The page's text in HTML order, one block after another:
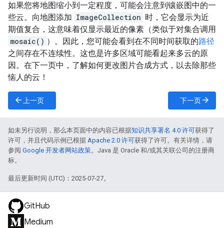
如果您将地图缩小到一定程度，可能会注意到镶嵌图中的一
些云。向地图添加 ImageCollection 时，它会显示为近
期值复合，这意味着仅显示最近的像素（类似于对集合调用
mosaic() ）。因此，您可能会看到在不同时间获取的路径
之间存在不连续性。这也是许多区域可能看起来多云的原
因。在下一页中，了解如何更改图片合成方式，以去除那些
恼人的云！
arrow_back上一页 下一页arrow_forward
如未另行说明，那么本页面中的内容已根据知识共享署名 4.0 许可获得了
许可，并且代码示例已根据 Apache 2.0 许可获得了许可。有关详情，请
参阅 Google 开发者网站政策。Java 是 Oracle 和/或其关联公司的注册商
标。
最后更新时间 (UTC)：2025-07-27。
GitHub
Medium